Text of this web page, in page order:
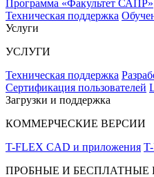
Программа «Факультет САПР»
Техническая поддержка
Услуги
УСЛУГИ
Техническая поддержка
Сертификация пользователей
Загрузки и поддержка
КОММЕРЧЕСКИЕ ВЕРСИИ
T-FLEX CAD и приложения
ПРОБНЫЕ И БЕСПЛАТНЫЕ